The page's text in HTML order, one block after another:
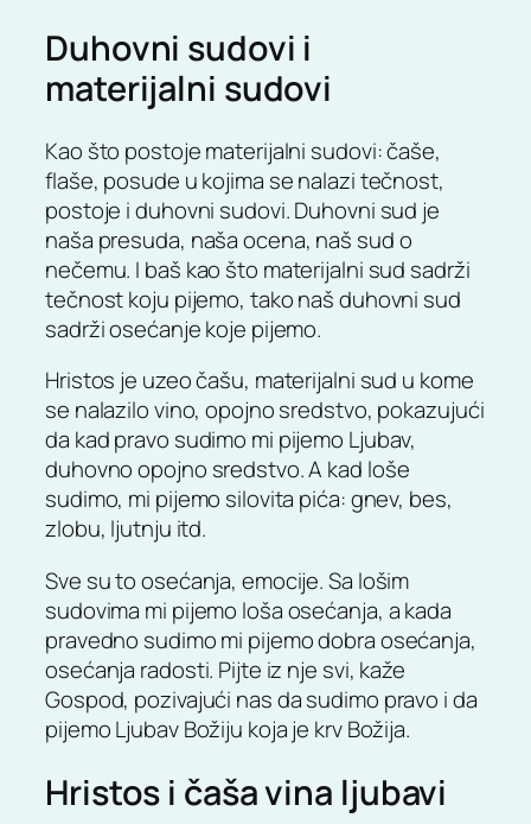
Duhovni sudovi i
materijalni sudovi
Kao što postoje materijalni sudovi: čaše,
flaše, posude u kojima se nalazi tečnost,
postoje i duhovni sudovi. Duhovni sud je
naša presuda, naša ocena, naš sud o
nečemu. I baš kao što materijalni sud sadrži
tečnost koju pijemo, tako naš duhovni sud
sadrži osećanje koje pijemo.
Hristos je uzeo čašu, materijalni sud u kome
se nalazilo vino, opojno sredstvo, pokazujući
da kad pravo sudimo mi pijemo Ljubav,
duhovno opojno sredstvo. A kad loše
sudimo, mi pijemo silovita pića: gnev, bes,
zlobu, ljutnju itd.
Sve su to osećanja, emocije. Sa lošim
sudovima mi pijemo loša osećanja, a kada
pravedno sudimo mi pijemo dobra osećanja,
osećanja radosti. Pijte iz nje svi, kaže
Gospod, pozivajući nas da sudimo pravo i da
pijemo Ljubav Božiju koja je krv Božija.
Hristos i čaša vina ljubavi